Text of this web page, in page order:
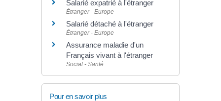
Salarié expatrié à l'étranger
Étranger - Europe
Salarié détaché à l'étranger
Étranger - Europe
Assurance maladie d'un
Français vivant à l'étranger
Social - Santé
Pour en savoir plus